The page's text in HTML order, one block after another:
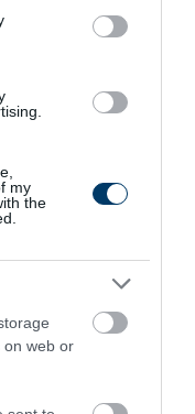
my
the
on web or
After The First